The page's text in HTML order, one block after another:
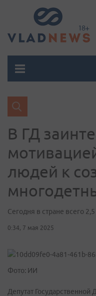
В ГД
людей к
Сегодня в стране всего
0:34, 7 мая 2025
Фото: ИИ
Депутат